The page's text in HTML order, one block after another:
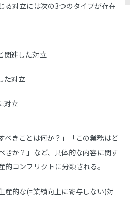
る対立には次の3つのタイプが存在
関連した対立
た対立
対立
きことは何か？」「この業務はど
きか？」など、具体的な内容に関す
コンフリクトに分類される。
的な(=業績向上に寄与しない)対